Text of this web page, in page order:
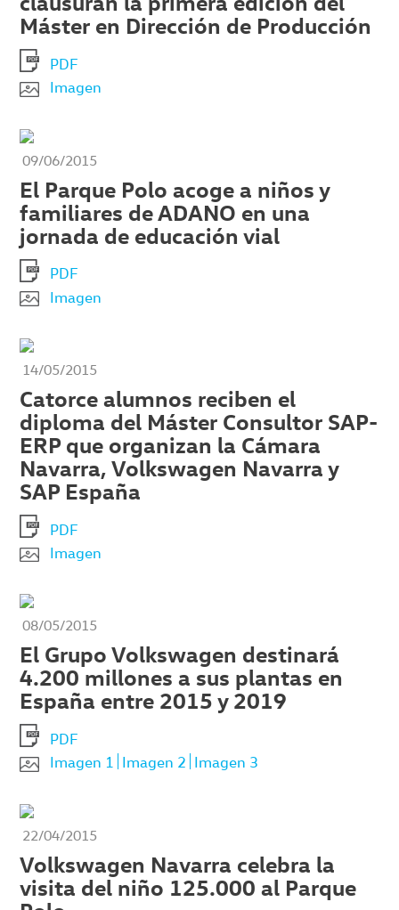
Máster en Dirección de Producción
PDF
Imagen
09/06/2015
El Parque Polo acoge a niños y
familiares de ADANO en una
jornada de educación vial
PDF
Imagen
14/05/2015
Catorce alumnos reciben el
diploma del Máster Consultor SAP-
ERP que organizan la Cámara
Navarra, Volkswagen Navarra y
SAP España
PDF
Imagen
08/05/2015
El Grupo Volkswagen destinará
4.200 millones a sus plantas en
España entre 2015 y 2019
PDF
Imagen 1 Imagen 2 Imagen 3
22/04/2015
Volkswagen Navarra celebra la
visita del niño 125.000 al Parque